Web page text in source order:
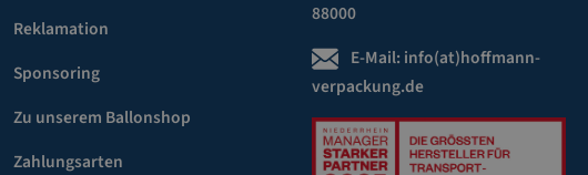
Reklamation
Sponsoring
Zu unserem Ballonshop
Zahlungsarten
88000
E-Mail: info(at)hoffmann-
verpackung.de